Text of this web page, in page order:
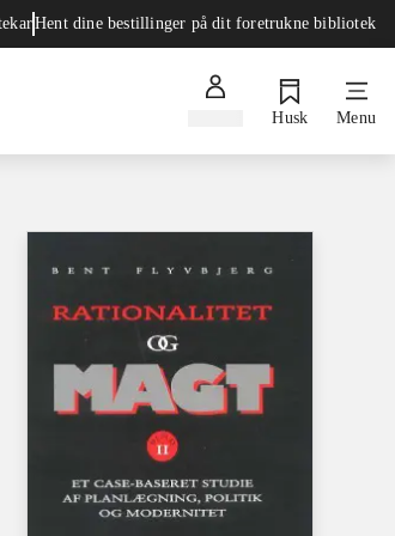
Hent dine bestillinger på dit foretrukne bibliotek
Husk Menu